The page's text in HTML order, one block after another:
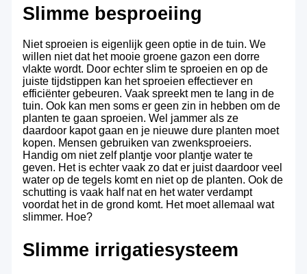
Slimme besproeiing
Niet sproeien is eigenlijk geen optie in de tuin. We
willen niet dat het mooie groene gazon een dorre
vlakte wordt. Door echter slim te sproeien en op de
juiste tijdstippen kan het sproeien effectiever en
efficiënter gebeuren. Vaak spreekt men te lang in de
tuin. Ook kan men soms er geen zin in hebben om de
planten te gaan sproeien. Wel jammer als ze
daardoor kapot gaan en je nieuwe dure planten moet
kopen. Mensen gebruiken van zwenksproeiers.
Handig om niet zelf plantje voor plantje water te
geven. Het is echter vaak zo dat er juist daardoor veel
water op de tegels komt en niet op de planten. Ook de
schutting is vaak half nat en het water verdampt
voordat het in de grond komt. Het moet allemaal wat
slimmer. Hoe?
Slimme irrigatiesysteem